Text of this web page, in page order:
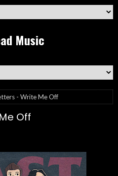
Music
- Write Me Off
Off